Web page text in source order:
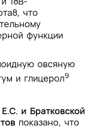
что
функции
овсяную
и глицерол9
и Братковской
показано, что